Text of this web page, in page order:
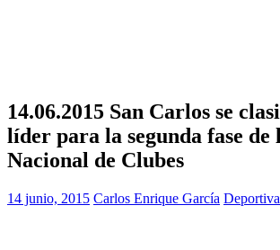
14.06.2015 San Carlos se
líder para la segunda fase de
Nacional de Clubes
14 junio, 2015 Carlos Enrique García